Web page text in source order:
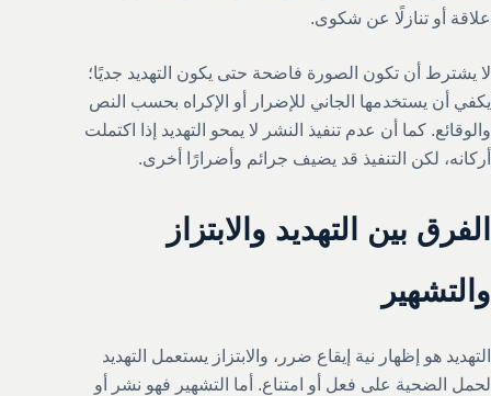
علاقة أو تنازلًا عن شكوى.
لا يشترط أن تكون الصورة فاضحة حتى يكون التهديد جديًا؛
يكفي أن يستخدمها الجاني للإضرار أو الإكراه بحسب النص
والوقائع. كما أن عدم تنفيذ النشر لا يمحو التهديد إذا اكتملت
أركانه، لكن التنفيذ قد يضيف جرائم وأضرارًا أخرى.
الفرق بين التهديد والابتزاز
والتشهير
التهديد هو إظهار نية إيقاع ضرر، والابتزاز يستعمل التهديد
لحمل الضحية على فعل أو امتناع. أما التشهير فهو نشر أو